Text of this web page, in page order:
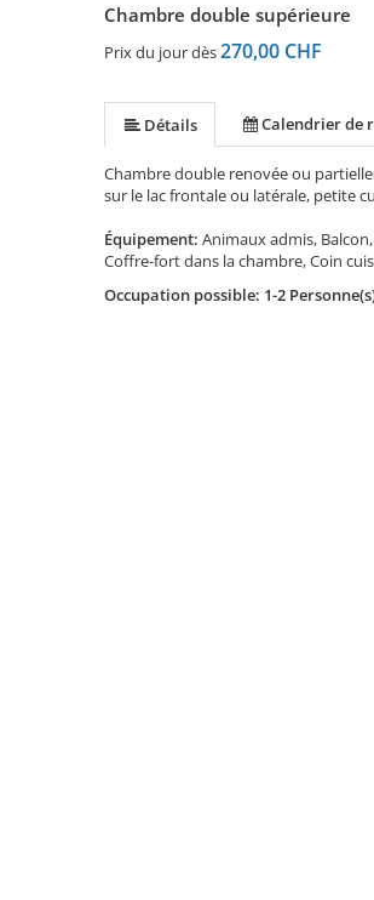
Chambre double supérieure
Prix du jour dès270,00 CHF
Détails Calendrier de
Chambre double renovée ou
sur le lac frontale ou latérale, petite
Équipement: Animaux admis,
Coffre-fort dans la chambre, Coin
Occupation possible: 1-2